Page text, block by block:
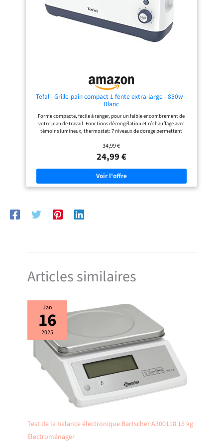
entre les utilisations
Tefal - Grille-pain compact 1 fente extra-large - 850w -
Blanc
Forme compacte, facile à ranger, pour un faible encombrement de
votre plan de travail. Fonctions décongélation et réchauffage avec
témoins lumineux, thermostat: 7 niveaux de dorage permettant
idéale pour griller toasts et baguettes Tiroir ramasse-miette Latéral
pour nettoyer facilement votre grille pain Remontée extra-haute: pour
retirer facilement votre toast même les plus petites tranches.
34,99 €
24,99 €
Articles similaires
Jan
16
2025
Test de la balance électronique Bartscher A300118 15 kg
Électroménager